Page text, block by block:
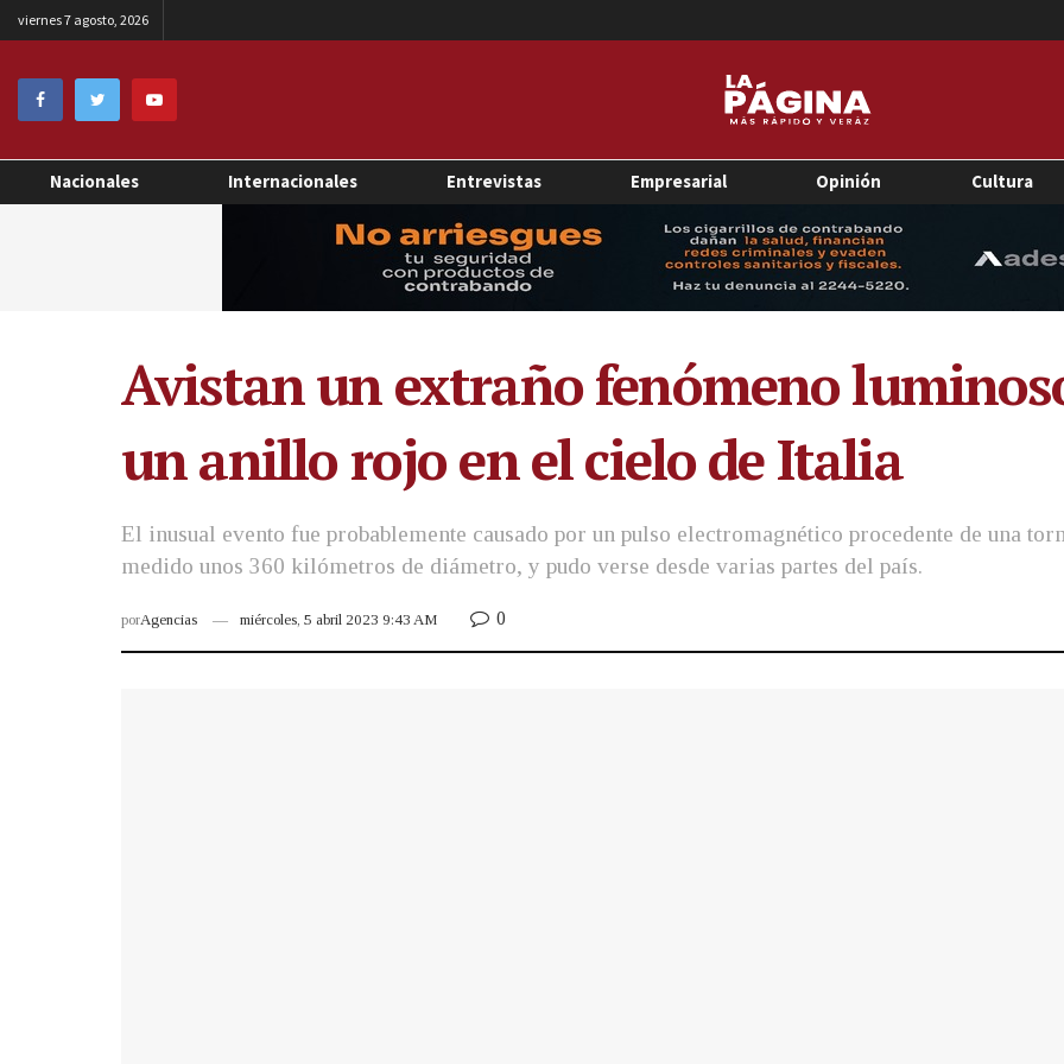
viernes 7 agosto, 2026
Nacionales Internacionales Entrevistas Empresarial Opinión Cultura
Avistan un extraño fenómeno
un anillo rojo en el cielo de Italia
El inusual evento fue probablemente causado por un pulso electromagnético procedente de una
medido unos 360 kilómetros de diámetro, y pudo verse desde varias partes del país.
porAgencias miércoles, 5 abril 2023 9:43 AM 0